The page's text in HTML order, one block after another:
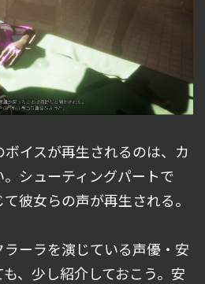
イスが再生されるのは、カ
シューティングパートで
彼女らの声が再生される。
ーラを演じている声優・安
、少し紹介しておこう。安